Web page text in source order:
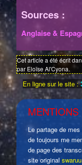
Sources :
Anglaise &
Cet article a été écrit
par Eloïse Al'Cyona.
En ligne sur le site :
Le partage de
de toujours me
de page des
site original